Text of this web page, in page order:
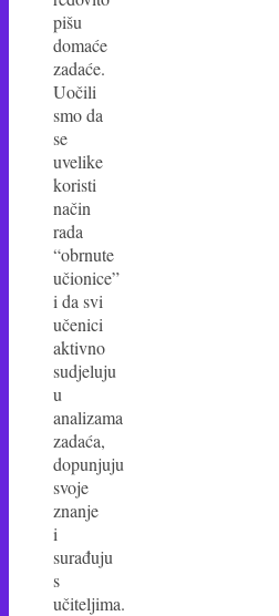
pišu
domaće
zadaće.
Uočili
smo da
se
uvelike
koristi
način
rada
“obrnute
učionice”
i da svi
učenici
aktivno
sudjeluju
u
analizama
zadaća,
dopunjuju
svoje
znanje
i
surađuju
s
učiteljima.